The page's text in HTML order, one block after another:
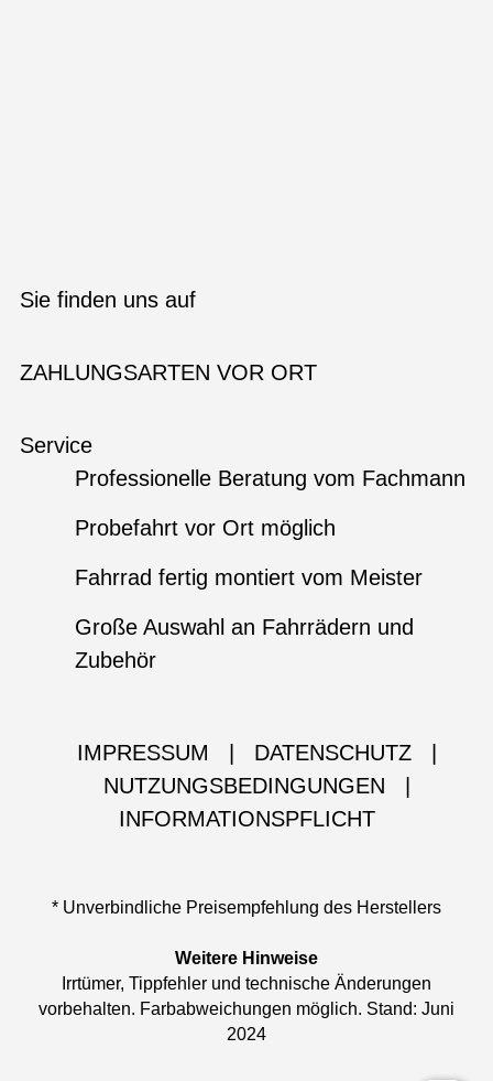
Sie finden uns auf
ZAHLUNGSARTEN VOR ORT
Service
Professionelle Beratung vom Fachmann
Probefahrt vor Ort möglich
Fahrrad fertig montiert vom Meister
Große Auswahl an Fahrrädern und
Zubehör
IMPRESSUM DATENSCHUTZ
NUTZUNGSBEDINGUNGEN
INFORMATIONSPFLICHT
* Unverbindliche Preisempfehlung des Herstellers
Weitere Hinweise
Irrtümer, Tippfehler und technische Änderungen
vorbehalten. Farbabweichungen möglich. Stand: Juni
2024